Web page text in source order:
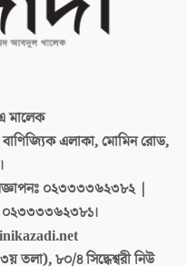
মালেক
এলাকা, মোমিন রোড,
০২৩৩৩৩৬২৩৮২ |
০২৩৩৩৩৬২৩৮১।
তলা), ৮০/৪ সিদ্ধেশ্বরী নিউ